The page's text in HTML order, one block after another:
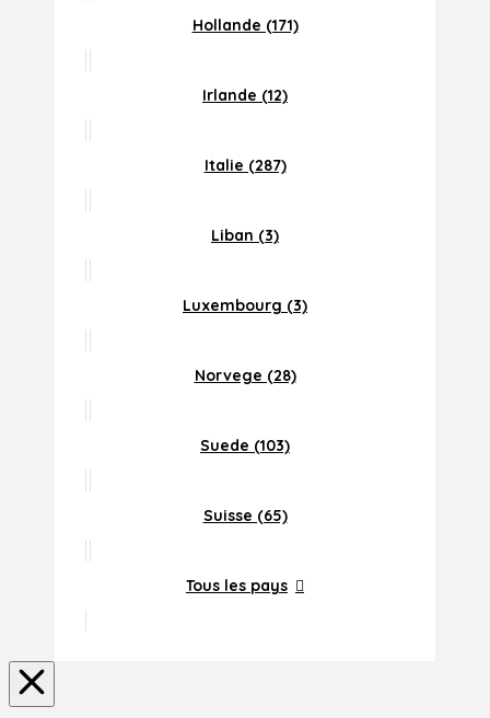
Hollande (171)
Irlande (12)
Italie (287)
Liban (3)
Luxembourg (3)
Norvege (28)
Suede (103)
Suisse (65)
Tous les pays